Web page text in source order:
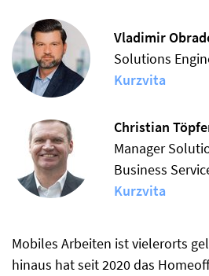
Vladimir
Solutions
Kurzvita
Christian
Manager
Business
Kurzvita
Mobiles Arbeiten ist vielerorts
hinaus hat seit 2020 das